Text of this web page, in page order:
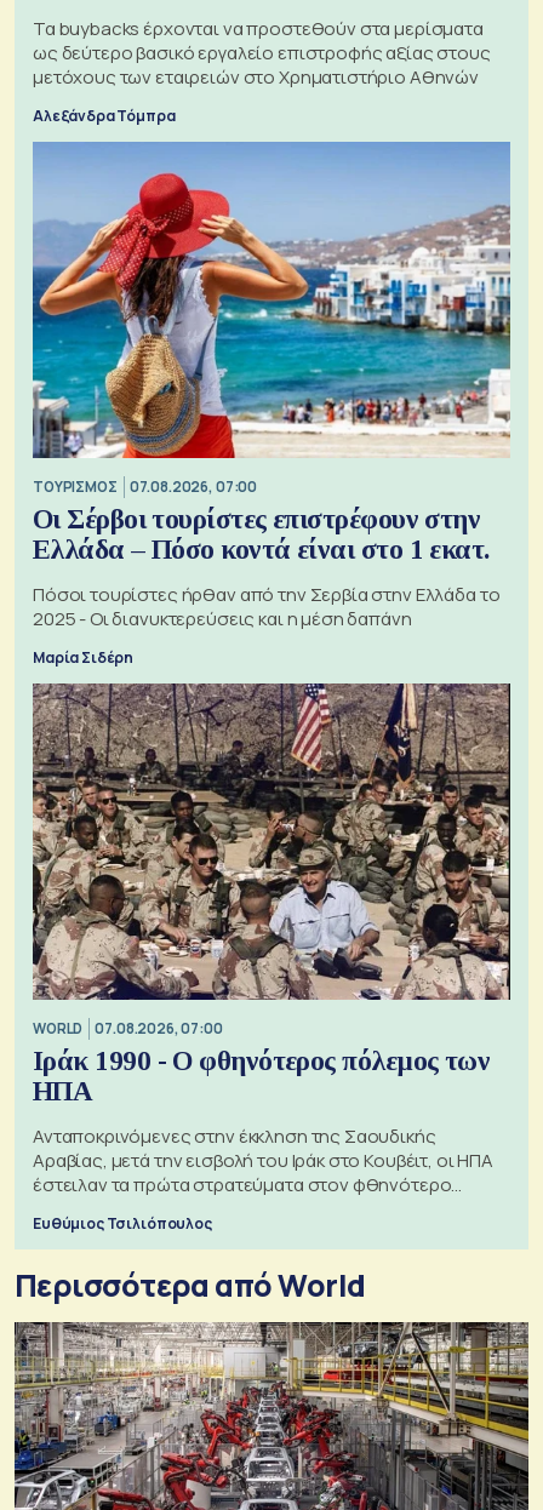
Τα buybacks έρχονται να προστεθούν στα μερίσματα
ως δεύτερο βασικό εργαλείο επιστροφής αξίας στους
μετόχους των εταιρειών στο Χρηματιστήριο Αθηνών
Αλεξάνδρα Τόμπρα
ΤΟΥΡΙΣΜΟΣ 07.08.2026, 07:00
Οι Σέρβοι τουρίστες επιστρέφουν στην
Ελλάδα – Πόσο κοντά είναι στο 1 εκατ.
Πόσοι τουρίστες ήρθαν από την Σερβία στην Ελλάδα το
2025 - Οι διανυκτερεύσεις και η μέση δαπάνη
Μαρία Σιδέρη
WORLD 07.08.2026, 07:00
Ιράκ 1990 - Ο φθηνότερος πόλεμος των
ΗΠΑ
Ανταποκρινόμενες στην έκκληση της Σαουδικής
Αραβίας, μετά την εισβολή του Ιράκ στο Κουβέιτ, οι ΗΠΑ
έστειλαν τα πρώτα στρατεύματα στον φθηνότερο
Ευθύμιος Τσιλιόπουλος
Περισσότερα από World